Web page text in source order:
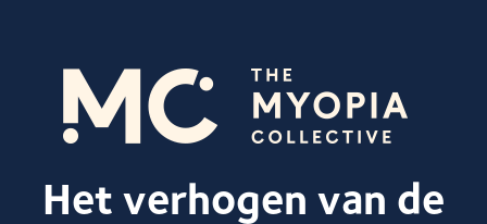
Het verhogen van de